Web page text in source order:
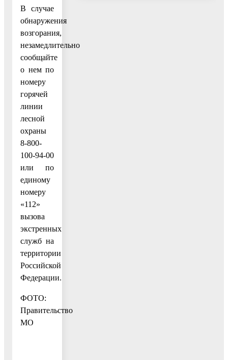
В случае
обнаружения
возгорания,
незамедлительно
сообщайте
о нем по
номеру
горячей
линии
лесной
охраны
8-800-
100-94-00
или по
единому
номеру
«112»
вызова
экстренных
служб на
территории
Российской
Федерации.
ФОТО:
Правительство
МО